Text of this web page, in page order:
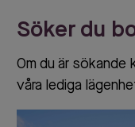
Söker du
Om du är sökande
våra lediga